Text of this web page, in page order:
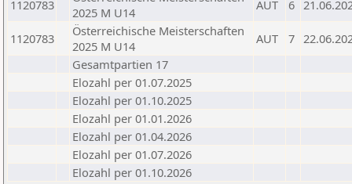
1120783
2025 M U14
AUT 6
1120783
Österreichische Meisterschaften
2025 M U14
AUT 7
Gesamtpartien 17
Elozahl per 01.07.2025
Elozahl per 01.10.2025
Elozahl per 01.01.2026
Elozahl per 01.04.2026
Elozahl per 01.07.2026
Elozahl per 01.10.2026